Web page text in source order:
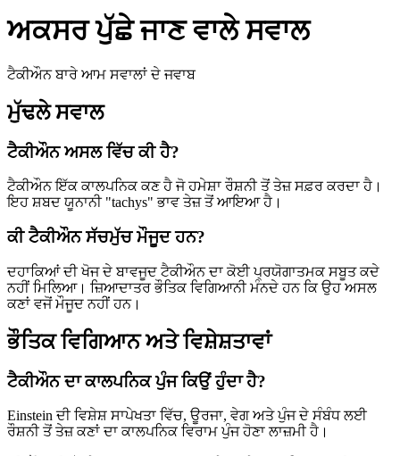
ਅਕਸਰ ਪੁੱਛੇ ਜਾਣ ਵਾਲੇ ਸਵਾਲ
ਟੈਕੀਔਨ ਬਾਰੇ ਆਮ ਸਵਾਲਾਂ ਦੇ ਜਵਾਬ
ਮੁੱਢਲੇ ਸਵਾਲ
ਟੈਕੀਔਨ ਅਸਲ ਵਿੱਚ ਕੀ ਹੈ?
ਟੈਕੀਔਨ ਇੱਕ ਕਾਲਪਨਿਕ ਕਣ ਹੈ ਜੋ ਹਮੇਸ਼ਾ ਰੌਸ਼ਨੀ ਤੋਂ ਤੇਜ਼ ਸਫ਼ਰ ਕਰਦਾ ਹੈ।
ਇਹ ਸ਼ਬਦ ਯੂਨਾਨੀ "tachys" ਭਾਵ ਤੇਜ਼ ਤੋਂ ਆਇਆ ਹੈ।
ਕੀ ਟੈਕੀਔਨ ਸੱਚਮੁੱਚ ਮੌਜੂਦ ਹਨ?
ਦਹਾਕਿਆਂ ਦੀ ਖੋਜ ਦੇ ਬਾਵਜੂਦ ਟੈਕੀਔਨ ਦਾ ਕੋਈ ਪ੍ਰਯੋਗਾਤਮਕ ਸਬੂਤ ਕਦੇ
ਨਹੀਂ ਮਿਲਿਆ। ਜ਼ਿਆਦਾਤਰ ਭੌਤਿਕ ਵਿਗਿਆਨੀ ਮੰਨਦੇ ਹਨ ਕਿ ਉਹ ਅਸਲ
ਕਣਾਂ ਵਜੋਂ ਮੌਜੂਦ ਨਹੀਂ ਹਨ।
ਭੌਤਿਕ ਵਿਗਿਆਨ ਅਤੇ ਵਿਸ਼ੇਸ਼ਤਾਵਾਂ
ਟੈਕੀਔਨ ਦਾ ਕਾਲਪਨਿਕ ਪੁੰਜ ਕਿਉਂ ਹੁੰਦਾ ਹੈ?
Einstein ਦੀ ਵਿਸ਼ੇਸ਼ ਸਾਪੇਖਤਾ ਵਿੱਚ, ਊਰਜਾ, ਵੇਗ ਅਤੇ ਪੁੰਜ ਦੇ ਸੰਬੰਧ ਲਈ
ਰੌਸ਼ਨੀ ਤੋਂ ਤੇਜ਼ ਕਣਾਂ ਦਾ ਕਾਲਪਨਿਕ ਵਿਰਾਮ ਪੁੰਜ ਹੋਣਾ ਲਾਜ਼ਮੀ ਹੈ।